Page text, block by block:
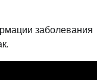
заболевания